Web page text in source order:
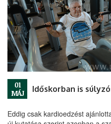
01
MÁJ
Időskorban is
Eddig csak kardioedzést